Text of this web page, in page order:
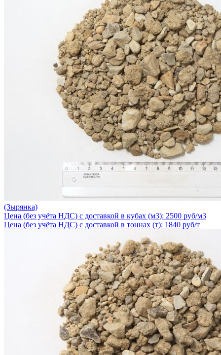
(Зырянка)
Цена (без учёта НДС) с доставкой в кубах (м3): 2500 руб/м3
Цена (без учёта НДС) с доставкой в тоннах (т): 1840 руб/т